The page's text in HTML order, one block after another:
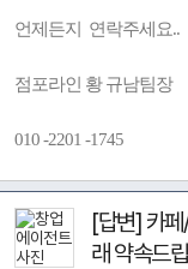
언제든지 연락주세요..
점포라인 황 규남팀장
010 -2201 -1745
[답변] 카
래 약속드